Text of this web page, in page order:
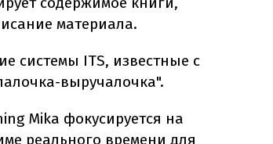
материала.
системы ITS, известные с
выручалочка".
Mika фокусируется на
реального времени для